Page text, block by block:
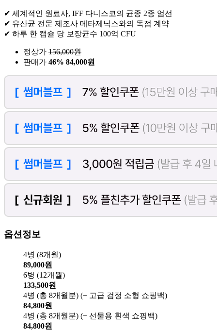
✔ 세계적인 원료사, IFF 다니스코의 균종 2종 엄선
✔ 유산균 전문 제조사 메타제닉스와의 독점 계약
✔ 하루 한 캡슐 당 보장균수 100억 CFU
정상가 156,000원
판매가 46% 84,000원
옵션정보
4병 (8개월)
89,000원
6병 (12개월)
133,500원
4병 (총 8개월분) (+ 고급 검정 소형 쇼핑백)
84,800원
4병 (총 8개월분) (+ 선물용 흰색 쇼핑백)
84,800원